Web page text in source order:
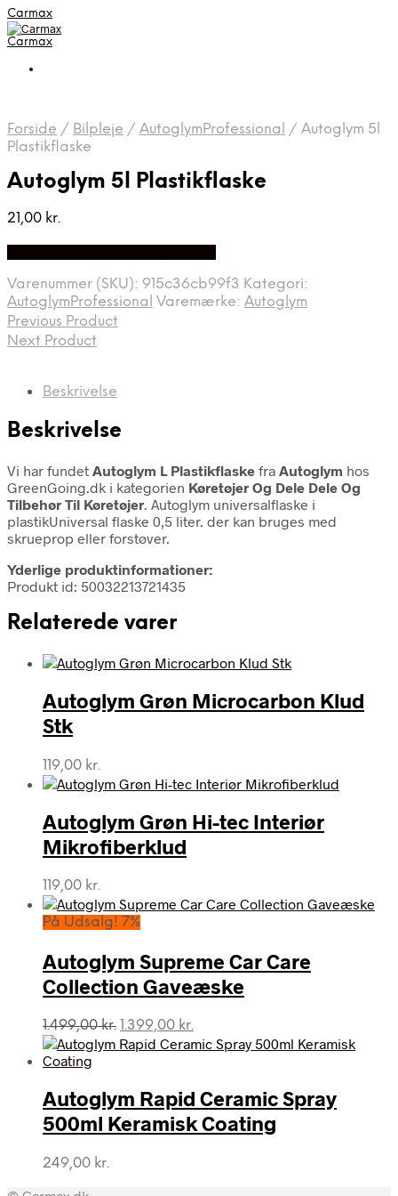
Carmax
Carmax
Forside / Bilpleje / AutoglymProfessional / Autoglym 5l
Plastikflaske
Autoglym 5l Plastikflaske
21,00 kr.
Varenummer (SKU): 915c36cb99f3 Kategori:
AutoglymProfessional Varemærke: Autoglym
Previous Product
Next Product
Beskrivelse
Beskrivelse
Vi har fundet Autoglym L Plastikflaske fra Autoglym hos
GreenGoing.dk i kategorien Køretøjer Og Dele Dele Og
Tilbehør Til Køretøjer. Autoglym universalflaske i
plastikUniversal flaske 0,5 liter. der kan bruges med
skrueprop eller forstøver.
Yderlige produktinformationer:
Produkt id: 50032213721435
Relaterede varer
Autoglym Grøn Microcarbon Klud
Stk
119,00 kr.
Autoglym Grøn Hi-tec Interiør
Mikrofiberklud
119,00 kr.
På Udsalg! 7%
Autoglym Supreme Car Care
Collection Gaveæske
1.499,00kr. Den
oprindelige
1.499,00 kr..
1.399,00 kr.
aktuelle
1.399,00 kr..
Autoglym Rapid Ceramic Spray
500ml Keramisk Coating
249,00 kr.